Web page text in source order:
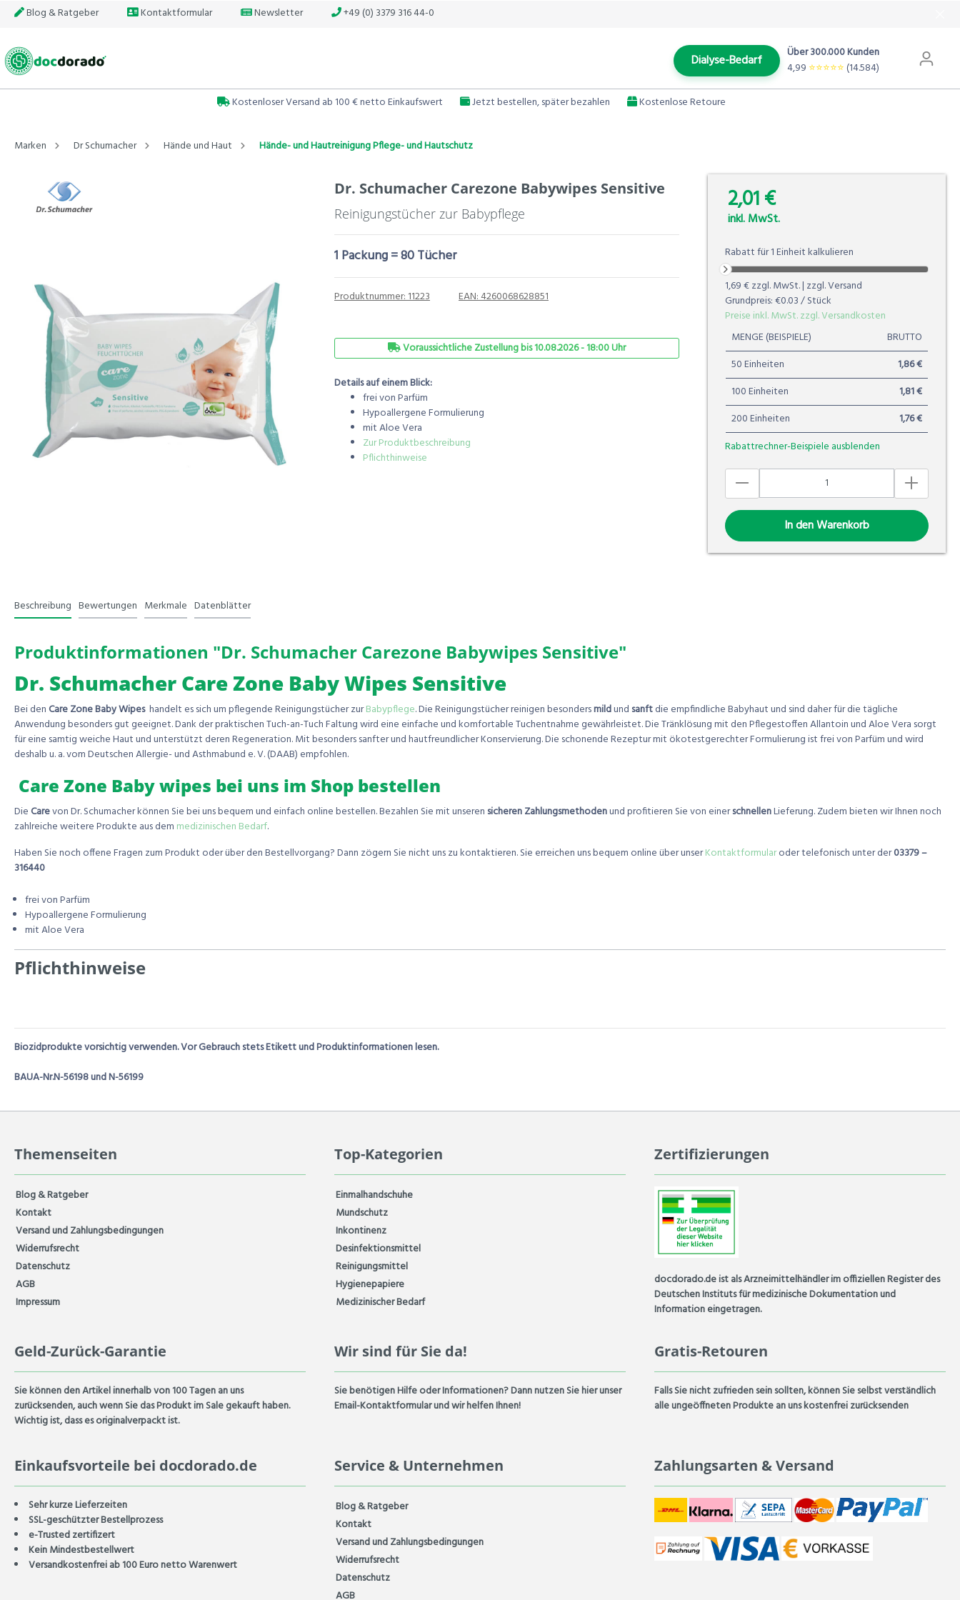
Blog & Ratgeber Kontaktformular Newsletter +49 (0) 3379 316 44-0
Dialyse-Bedarf
Über 300.000 Kunden
4,99 ⭐️⭐️⭐️⭐️⭐️(14.584)
Kostenloser Versand ab 100 € netto Einkaufswert Jetzt bestellen, später bezahlen Kostenlose Retoure
Marken Dr Schumacher Hände und Haut Hände- und Hautreinigung Pflege- und Hautschutz
Dr. Schumacher Carezone Babywipes Sensitive
Reinigungstücher zur Babypflege
1 Packung = 80 Tücher
Produktnummer:11223 EAN:4260068628851
Voraussichtliche Zustellung bis 10.08.2026 - 18:00 Uhr
Details auf einem Blick:
frei von Parfüm
Hypoallergene Formulierung
mit Aloe Vera
Zur Produktbeschreibung
Pflichthinweise
2,01 €
inkl. MwSt.
Rabatt für1Einheitkalkulieren
1,69 €zzgl. MwSt. | zzgl. Versand
Grundpreis:€0.03/ Stück
Preise inkl. MwSt. zzgl. Versandkosten
MENGE (BEISPIELE)
BRUTTO
50 Einheiten
1,86 €
100 Einheiten
1,81 €
200 Einheiten
1,76 €
Rabattrechner-Beispiele ausblenden
In den Warenkorb
Beschreibung Bewertungen Merkmale Datenblätter
Produktinformationen "Dr. Schumacher Carezone Babywipes Sensitive"
Dr. Schumacher Care Zone Baby Wipes Sensitive
Bei den CareZoneBabyWipeshandelt es sich um pflegende Reinigungstücher zurBabypflege. Die Reinigungstücher reinigen besondersmildund sanftdie empfindliche Babyhaut und sind daher für die tägliche
Anwendung besonders gut geeignet. Dank der praktischen Tuch-an-Tuch Faltung wird eine einfache und komfortable Tuchentnahme gewährleistet. Die Tränklösung mit den Pflegestoffen Allantoin und Aloe Vera sorgt
für eine samtig weiche Haut und unterstützt deren Regeneration. Mit besonders sanfter und hautfreundlicher Konservierung. Die schonende Rezeptur mit ökotestgerechter Formulierung ist frei von Parfüm und wird
deshalb u. a. vom Deutschen Allergie- und Asthmabund e. V. (DAAB) empfohlen.
Care Zone Baby wipes bei uns im Shop bestellen
Die Carevon Dr. Schumacher können Sie bei uns bequem und einfach online bestellen. Bezahlen Sie mit unseren sicherenZahlungsmethodenund profitieren Sie von einerschnellenLieferung. Zudem bieten wir Ihnen noch
zahlreiche weitere Produkte aus dem medizinischen Bedarf.
Haben Sie noch offene Fragen zum Produkt oder über den Bestellvorgang? Dann zögern Sie nicht uns zu kontaktieren. Sie erreichen uns bequem online über unserKontaktformularoder telefonisch unter der03379 –
316440
frei von Parfüm
Hypoallergene Formulierung
mit Aloe Vera
Pflichthinweise
Biozidprodukte vorsichtig verwenden. Vor Gebrauch stets Etikett und Produktinformationen lesen.
BAUA-Nr.N-56198 und N-56199
Themenseiten
Blog & Ratgeber
Kontakt
Versand und Zahlungsbedingungen
Widerrufsrecht
Datenschutz
AGB
Impressum
Top-Kategorien
Einmalhandschuhe
Mundschutz
Inkontinenz
Desinfektionsmittel
Reinigungsmittel
Hygienepapiere
Medizinischer Bedarf
Zertifizierungen
docdorado.de ist als Arzneimittelhändler im offiziellen Register des
Deutschen Instituts für medizinische Dokumentation und
Information eingetragen.
Geld-Zurück-Garantie
Sie können den Artikel innerhalb von100 Tagenan uns
zurücksenden, auch wenn Sie das Produkt im Sale gekauft haben.
Wichtig ist, dass es originalverpackt ist.
Wir sind für Sie da!
Sie benötigen Hilfe oder Informationen? Dann nutzen Sie hier unser
Email-Kontaktformular und wir helfen Ihnen!
Gratis-Retouren
Falls Sie nicht zufrieden sein sollten, können Sie selbst verständlich
alle ungeöffneten Produkte an uns kostenfrei zurücksenden
Einkaufsvorteile bei docdorado.de
Sehr kurze Lieferzeiten
SSL-geschützter Bestellprozess
e-Trusted zertifizert
Kein Mindestbestellwert
Versandkostenfrei ab 100 Euro netto Warenwert
Service & Unternehmen
Blog & Ratgeber
Kontakt
Versand und Zahlungsbedingungen
Widerrufsrecht
Datenschutz
AGB
Zahlungsarten & Versand